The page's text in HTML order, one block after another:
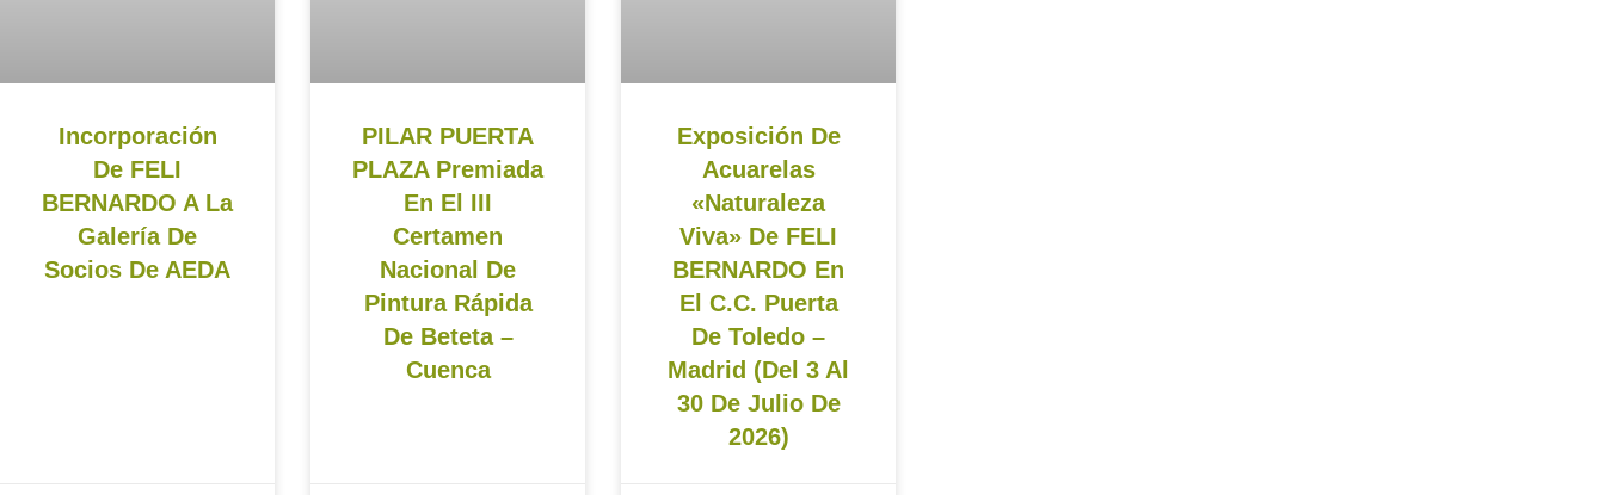
Incorporación
De FELI
BERNARDO A La
Galería De
Socios De AEDA
PILAR PUERTA
PLAZA Premiada
En El III
Certamen
Nacional De
Pintura Rápida
De Beteta –
Cuenca
Exposición De
Acuarelas
«Naturaleza
Viva» De FELI
BERNARDO En
El C.C. Puerta
De Toledo –
Madrid (del 3 Al
30 De Julio De
2026)